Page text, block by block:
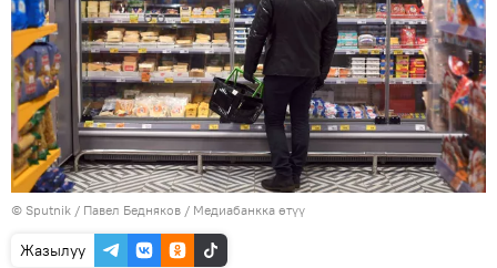
© Sputnik / Павел Бедняков / Медиабанкка өтүү
Жазылуу